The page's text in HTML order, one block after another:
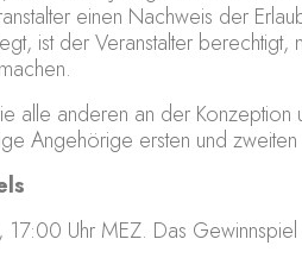
einen Nachweis der
ist der Veranstalter
alle anderen an der
Angehörige ersten und
Uhr MEZ. Das